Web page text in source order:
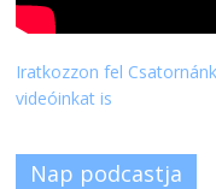
Iratkozzon fel
videóinkat is
Nap podcastja